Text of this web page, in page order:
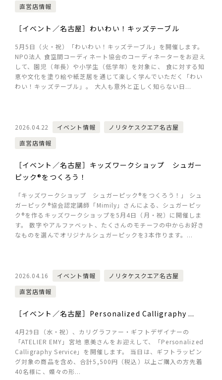
直営店情報
［イベント／名古屋］わいわい！キッズテーブル
5月5日（火・祝）「わいわい！キッズテーブル」を開催します。
NPO法人 食空間コーディネート協会のコーディネーターをお迎え
して、園児（年長）や小学生（低学年）を対象に、 食に対する知
恵や文化を塗り絵や紙芝居を通じて楽しく学んでいただく「わい
わい！キッズテーブル」。 大人も意外と正しく知らない日...
2026.04.22 イベント情報
ノリタケスクエア名古屋
直営店情報
［イベント／名古屋］キッズワークショップ シュガー
ピック®をつくろう！
「キッズワークショップ シュガーピック®をつくろう！」 シュ
ガーピック®協会認定講師「Mimily」さんによる、シュガーピッ
ク®を作るキッズワークショップを5月4日（月・祝）に開催しま
す。 数字やアルファベット、たくさんのモチーフの中からお好き
なものを選んでオリジナルシュガーピックを3本作ります。...
2026.04.16 イベント情報
ノリタケスクエア名古屋
直営店情報
［イベント／名古屋］Personalized Calligraphy ...
4月29日（水・祝）、カリグラファー・ギフトデザイナーの
「ATELIER EMY」宮地 恵美さんをお迎えして、「Personalized
Calligraphy Service」を開催します。 当日は、ギフトラッピン
グ対象の商品を含め、合計5,500円（税込）以上ご購入の方先着
40名様に、蝶々の形...